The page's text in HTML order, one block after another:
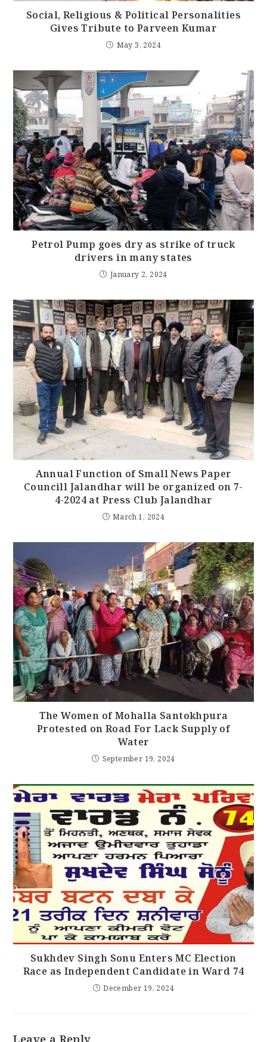
Social, Religious & Political Personalities
Gives Tribute to Parveen Kumar
May 3, 2024
Petrol Pump goes dry as strike of truck
drivers in many states
January 2, 2024
Annual Function of Small News Paper
Councill Jalandhar will be organized on 7-
4-2024 at Press Club Jalandhar
March 1, 2024
The Women of Mohalla Santokhpura
Protested on Road For Lack Supply of
Water
September 19, 2024
Sukhdev Singh Sonu Enters MC Election
Race as Independent Candidate in Ward 74
December 19, 2024
Leave a Reply